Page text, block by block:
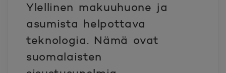
Ylellinen makuuhuone ja
asumista helpottava
teknologia. Nämä ovat
suomalaisten